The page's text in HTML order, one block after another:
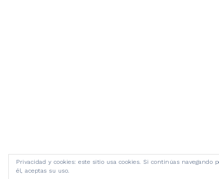
Privacidad y cookies: este sitio usa cookies. Si continúas navegando
él, aceptas su uso.